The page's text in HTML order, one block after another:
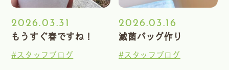
2026.03.31
もうすぐ春ですね！
#スタッフブログ
2026.03.16
滅菌バッグ作り
#スタッフブログ